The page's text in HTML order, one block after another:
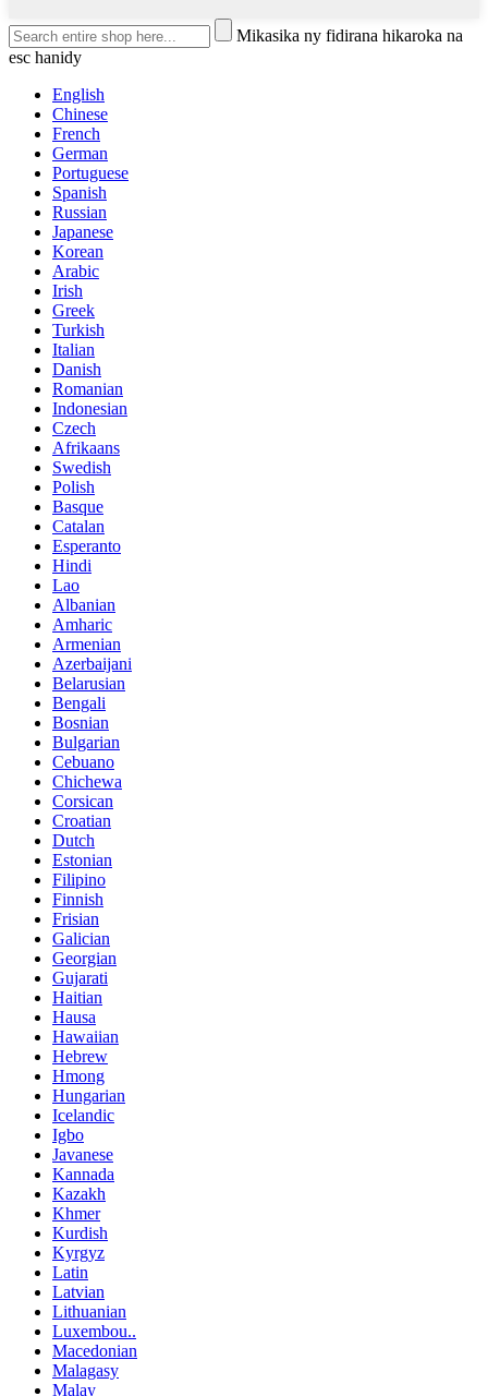
Mikasika ny fidirana hikaroka na
esc hanidy
English
Chinese
French
German
Portuguese
Spanish
Russian
Japanese
Korean
Arabic
Irish
Greek
Turkish
Italian
Danish
Romanian
Indonesian
Czech
Afrikaans
Swedish
Polish
Basque
Catalan
Esperanto
Hindi
Lao
Albanian
Amharic
Armenian
Azerbaijani
Belarusian
Bengali
Bosnian
Bulgarian
Cebuano
Chichewa
Corsican
Croatian
Dutch
Estonian
Filipino
Finnish
Frisian
Galician
Georgian
Gujarati
Haitian
Hausa
Hawaiian
Hebrew
Hmong
Hungarian
Icelandic
Igbo
Javanese
Kannada
Kazakh
Khmer
Kurdish
Kyrgyz
Latin
Latvian
Lithuanian
Luxembou..
Macedonian
Malagasy
Malay